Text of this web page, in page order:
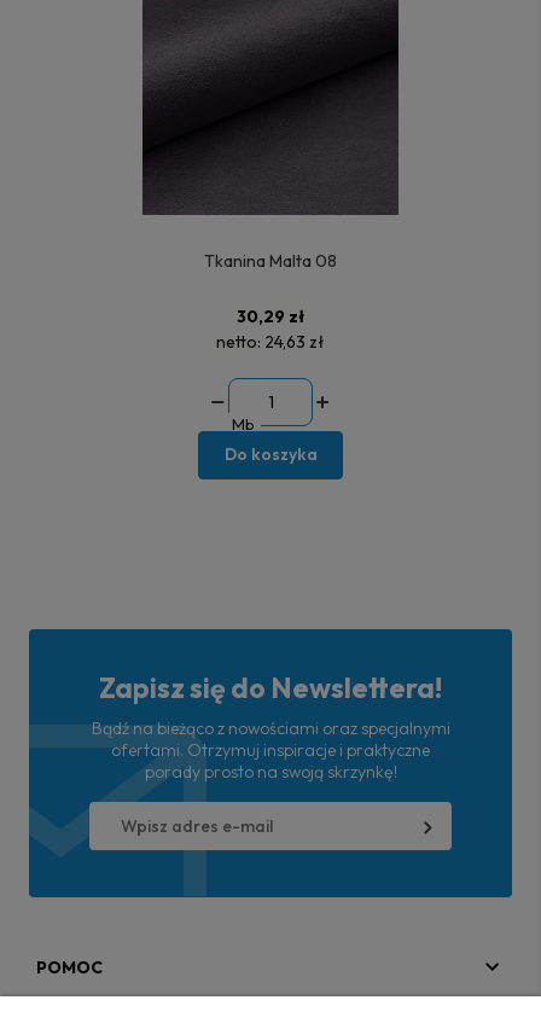
Tkanina Malta 08
30,29 zł
netto: 24,63 zł
Mb
Do koszyka
Zapisz się do Newslettera!
Bądź na bieżąco z nowościami oraz specjalnymi
ofertami. Otrzymuj inspiracje i praktyczne
porady prosto na swoją skrzynkę!
POMOC